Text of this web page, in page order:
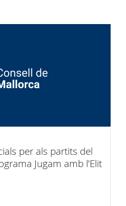
per als partits del
Jugam amb l’Elit